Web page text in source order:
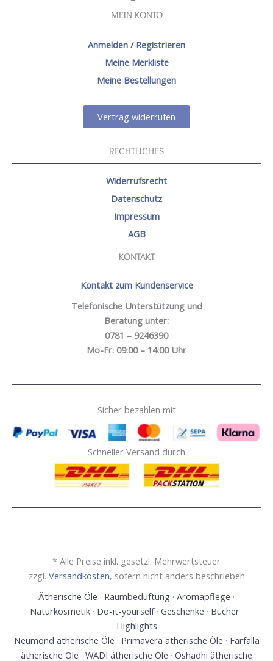
MEIN KONTO
Anmelden / Registrieren
Meine Merkliste
Meine Bestellungen
Vertrag widerrufen
RECHTLICHES
Widerrufsrecht
Datenschutz
Impressum
AGB
KONTAKT
Kontakt zum Kundenservice
Telefonische Unterstützung und
Beratung unter:
0781 – 9246390
Mo-Fr: 09:00 – 14:00 Uhr
Sicher bezahlen mit
Schneller Versand durch
* Alle Preise inkl. gesetzl. Mehrwertsteuer
zzgl. Versandkosten, sofern nicht anders beschrieben
Ätherische Öle · Raumbeduftung · Aromapflege ·
Naturkosmetik· Do-it-yourself· Geschenke · Bücher·
Highlights
Neumond ätherische Öle · Primavera ätherische Öle · Farfalla
ätherische Öle · WADI ätherische Öle · Oshadhi ätherische